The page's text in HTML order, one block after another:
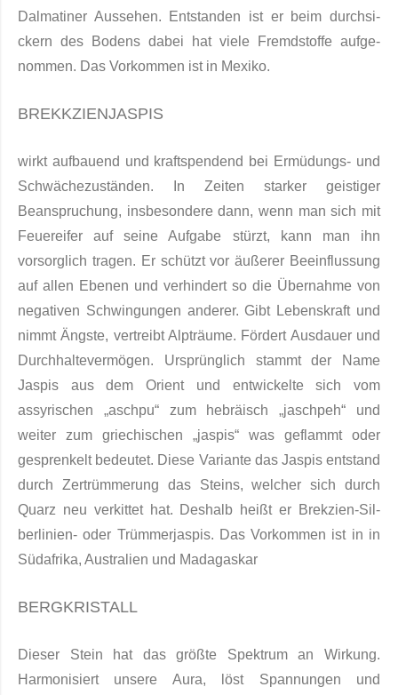
Dalmatiner Aussehen. Entstanden ist er beim durchsi­
ckern des Bodens dabei hat viele Fremdstoffe aufge­
nommen. Das Vorkommen ist in Mexiko.
BREKKZIENJASPIS
wirkt aufbauend und kraftspendend bei Ermüdungs- und
Schwächezuständen. In Zeiten starker geistiger
Beanspruchung, insbesondere dann, wenn man sich mit
Feuereifer auf seine Aufgabe stürzt, kann man ihn
vorsorglich tragen. Er schützt vor äußerer Beeinflussung
auf allen Ebenen und verhindert so die Übernahme von
negativen Schwingungen anderer. Gibt Lebenskraft und
nimmt Ängste, vertreibt Alpträume. Fördert Ausdauer und
Durchhaltevermögen. Ursprünglich stammt der Name
Jaspis aus dem Orient und entwickelte sich vom
assyrischen „aschpu“ zum hebräisch „jaschpeh“ und
weiter zum griechischen „jaspis“ was geflammt oder
gesprenkelt be­deutet. Diese Variante das Jaspis entstand
durch Zertrümmerung das Steins, welcher sich durch
Quarz neu verkit­tet hat. Deshalb heißt er Brekzien-Sil­
berlinien- oder Trümmerjaspis. Das Vorkom­men ist in in
Südafrika, Australien und Madagaskar
BERGKRISTALL
Dieser Stein hat das größte Spektrum an Wirkung.
Harmonisiert unsere Aura, löst Spannungen und